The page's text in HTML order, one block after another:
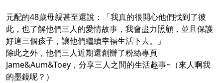
元配的48歲母親甚至還說：「我真的很開心他們找到了彼
此，也了解他們三人的愛情故事，我會盡力照顧，並且保護
好這三個孩子，讓他們繼續幸福生活下去。」
除此之外，他們三人近期還創辦了粉絲專頁
Jame&Aum&Toey，分享三人之間的生活趣事~（來人啊我
的墨鏡呢？）